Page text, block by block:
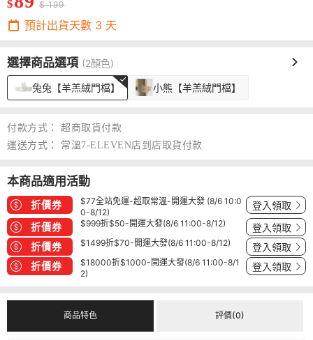
$ $ 199
預計出貨天數 3 天
選擇商品選項 (2顏色)
兔兔【羊羔絨門檔】 小熊【羊羔絨門檔】
付款方式：
超商取貨付款
運送方式：
常溫7-ELEVEN店到店取貨付款
本商品適用活動
折價券
$77全站免運-超取常溫-開運大發 (8/6 10:0
0-8/12)
登入領取
折價券 $999折$50-開運大發(8/6 11:00-8/12) 登入領取
折價券 $1499折$70-開運大發(8/6 11:00-8/12) 登入領取
折價券
$18000折$1000-開運大發(8/6 11:00-8/1
2)
登入領取
商品特色 評價(0)